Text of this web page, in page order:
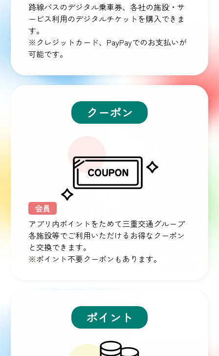
路線バスのデジタル乗車券、各社の施設・サ
ービス利用のデジタルチケットを購入できま
す。
※クレジットカード、PayPayでのお支払いが
可能です。
クーポン
会員
アプリ内ポイントをためて三重交通グループ
各施設等でご利用いただけるお得なクーポン
と交換できます。
※ポイント不要クーポンもあります。
ポイント